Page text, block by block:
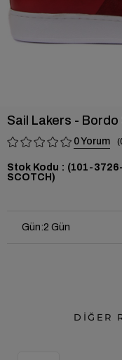
Sail Lakers - Bordo
0
Stok Kodu
(101-
SCOTCH)
Gün:2 Gün
DİĞER